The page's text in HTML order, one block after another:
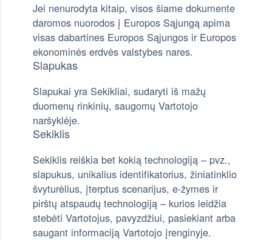
Jei nenurodyta kitaip, visos šiame dokumente
daromos nuorodos į Europos Sąjungą apima
visas dabartines Europos Sąjungos ir Europos
ekonominės erdvės valstybes nares.
Slapukas
Slapukai yra Sekikliai, sudaryti iš mažų
duomenų rinkinių, saugomų Vartotojo
naršyklėje.
Sekiklis
Sekiklis reiškia bet kokią technologiją – pvz.,
slapukus, unikalius identifikatorius, žiniatinklio
švyturėlius, įterptus scenarijus, e-žymes ir
pirštų atspaudų technologiją – kurios leidžia
stebėti Vartotojus, pavyzdžiui, pasiekiant arba
saugant informaciją Vartotojo įrenginyje.